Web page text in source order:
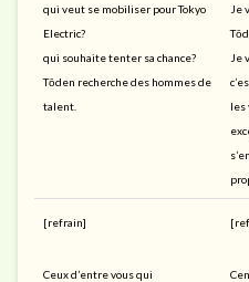
qui veut se mobiliser pour Tokyo
Electric?
qui souhaite tenter sa chance?
Tōden recherche des hommes de
talent.
Je
Je
les
[refrain]
Ceux d’entre vous qui